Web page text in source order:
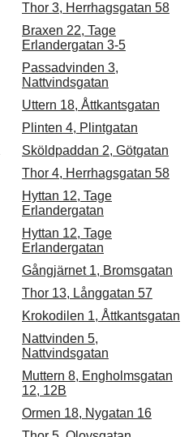
Thor 3, Herrhagsgatan 58
Braxen 22, Tage
Erlandergatan 3-5
Passadvinden 3,
Nattvindsgatan
Uttern 18, Åttkantsgatan
Plinten 4, Plintgatan
Sköldpaddan 2, Götgatan
Thor 4, Herrhagsgatan 58
Hyttan 12, Tage
Erlandergatan
Hyttan 12, Tage
Erlandergatan
Gångjärnet 1, Bromsgatan
Thor 13, Långgatan 57
Krokodilen 1, Åttkantsgatan
Nattvinden 5,
Nattvindsgatan
Muttern 8, Engholmsgatan
12, 12B
Ormen 18, Nygatan 16